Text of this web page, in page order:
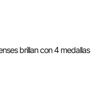
brillan con 4 medallas